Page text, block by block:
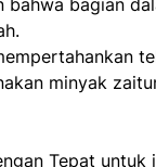
bahwa bagian
minyak
Tepat untuk